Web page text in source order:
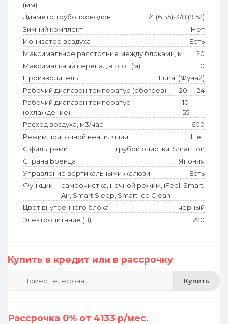
(мм)
Диаметр трубопроводов
1/4 (6.35)-3/8 (9.52)
Зимний комплект
Нет
Ионизатор воздуха
Есть
Максимальное расстояние между блоками, м
20
Максимальный перепад высот (м)
10
Производитель
Funai (Фунай)
Рабочий диапазон температур (обогрев)
-20 — 24
Рабочий диапазон температур
(охлаждение)
10 —
55
Расход воздуха, м3/час
600
Режим приточной вентиляции
Нет
С фильтрами
грубой очистки, Smart Ion
Страна Бренда
Япония
Управление вертикальными жалюзи
Есть
Функции
самоочистка, ночной режим, iFeel, Smart
Air, Smart Sleep, Smart Ice Clean
Цвет внутреннего блока
черный
Электропитание (В)
220
Купить в кредит или в рассрочку
Купить
Рассрочка 0% от 4133 р/мес.